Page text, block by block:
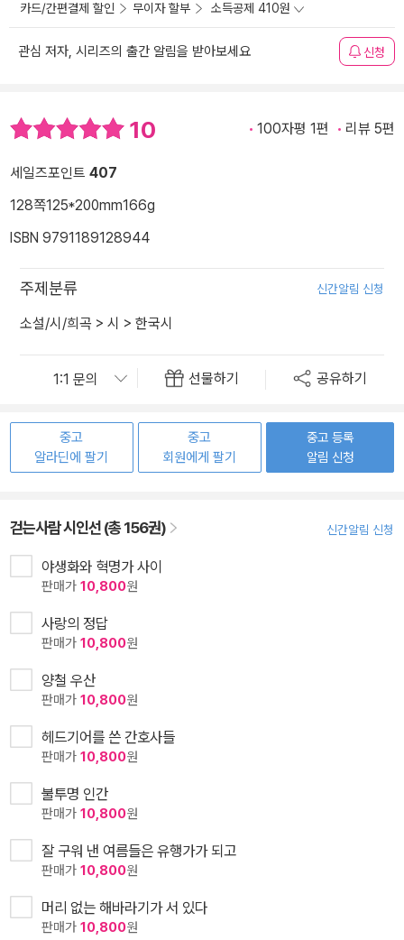
카드/간편결제 할인 무이자 할부 소득공제 410원
관심 저자, 시리즈의 출간 알림을 받아보세요 신청
10 100자평 1편 리뷰 5편
세일즈포인트 407
128쪽125*200mm166g
ISBN 9791189128944
주제분류 신간알림 신청
소설/시/희곡 > 시 > 한국시
선물하기 공유하기
중고
알라딘에 팔기
중고
회원에게 팔기
중고 등록
알림 신청
걷는사람 시인선 (총 156권) 신간알림 신청
야생화와 혁명가 사이
판매가 10,800원
사랑의 정답
판매가 10,800원
양철 우산
판매가 10,800원
헤드기어를 쓴 간호사들
판매가 10,800원
불투명 인간
판매가 10,800원
잘 구워 낸 여름들은 유행가가 되고
판매가 10,800원
머리 없는 해바라기가 서 있다
판매가 10,800원